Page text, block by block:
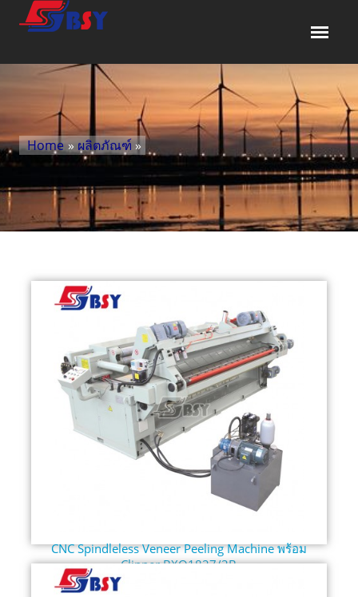
Home »ผลิตภัณฑ์»
CNC Spindleless Veneer Peeling Machine พร้อม
Clipper BXQ1827/3B